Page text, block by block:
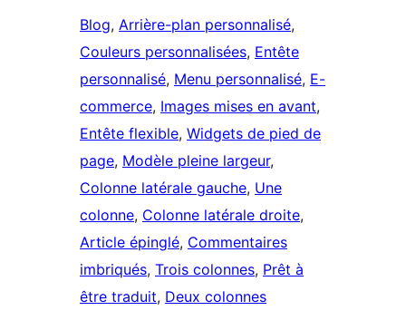
Blog, Arrière-plan personnalisé
Couleurs personnalisées, Entête
personnalisé, Menu personnalisé, E-
commerce, Images mises en avant
Entête flexible, Widgets de pied de
page, Modèle pleine largeur
Colonne latérale gauche, Une
colonne, Colonne latérale droite
Article épinglé, Commentaires
imbriqués, Trois colonnes, Prêt à
être traduit, Deux colonnes